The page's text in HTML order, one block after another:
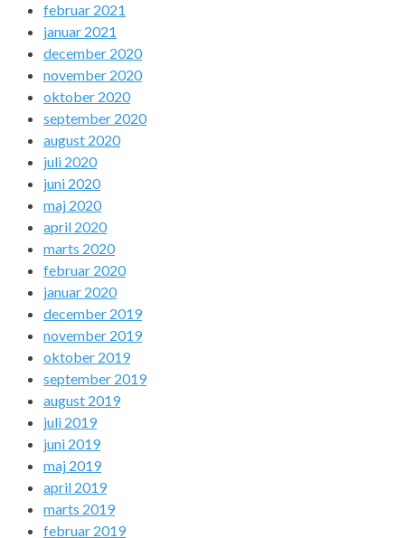
februar 2021
januar 2021
december 2020
november 2020
oktober 2020
september 2020
august 2020
juli 2020
juni 2020
maj 2020
april 2020
marts 2020
februar 2020
januar 2020
december 2019
november 2019
oktober 2019
september 2019
august 2019
juli 2019
juni 2019
maj 2019
april 2019
marts 2019
februar 2019